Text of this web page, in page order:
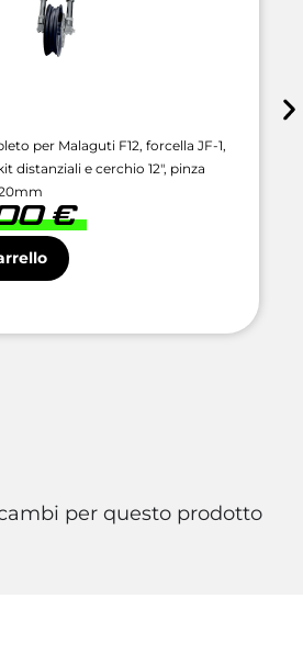
per Malaguti F12, forcella JF-1,
distanziali e cerchio 12″, pinza
€
per questo prodotto